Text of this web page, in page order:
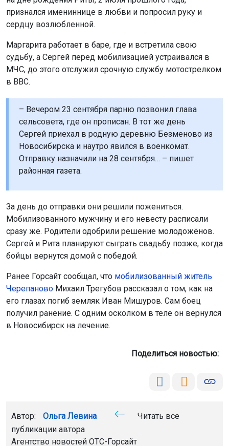
признался имениннице в любви и попросил руку и
сердцу возлюбленной.
Маргарита работает в баре, где и встретила свою
судьбу, а Сергей перед мобилизацией устраивался в
МЧС, до этого отслужил срочную службу мотострелком
в ВВС.
– Вечером 23 сентября парню позвонил глава
сельсовета, где он прописан. В тот же день
Сергей приехал в родную деревню Безменово из
Новосибирска и наутро явился в военкомат.
Отправку назначили на 28 сентября… – пишет
районная газета.
За день до отправки они решили пожениться.
Мобилизованного мужчину и его невесту расписали
сразу же. Родители одобрили решение молодожёнов.
Сергей и Рита планируют сыграть свадьбу позже, когда
бойцы вернутся домой с победой.
Ранее Горсайт сообщал, что мобилизованный житель
Черепаново Михаил Трегубов рассказал о том, как на
его глазах погиб земляк Иван Мишуров. Сам боец
получил ранение. С одним осколком в теле он вернулся
в Новосибирск на лечение.
Поделиться новостью:
Автор: Ольга Левина
Читать все
публикации автора
Агентство новостей ОТС-Горсайт